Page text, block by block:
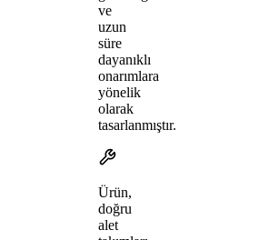
ve
uzun
süre
dayanıklı
onarımlara
yönelik
olarak
tasarlanmıştır.
Ürün,
doğru
alet